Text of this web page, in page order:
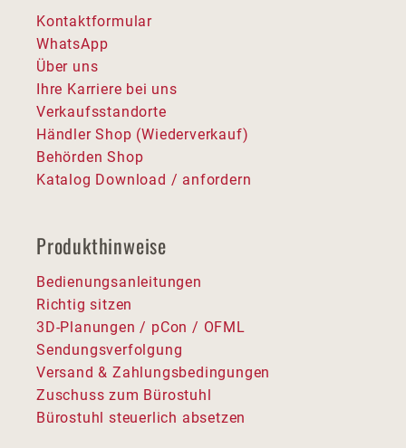
Kontaktformular
WhatsApp
Über uns
Ihre Karriere bei uns
Verkaufsstandorte
Händler Shop (Wiederverkauf)
Behörden Shop
Katalog Download / anfordern
Produkthinweise
Bedienungsanleitungen
Richtig sitzen
3D-Planungen / pCon / OFML
Sendungsverfolgung
Versand & Zahlungsbedingungen
Zuschuss zum Bürostuhl
Bürostuhl steuerlich absetzen